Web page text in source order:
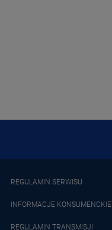
REGULAMIN SERWISU
INFORMACJE KONSUMENCKIE
REGULAMIN TRANSMISJI